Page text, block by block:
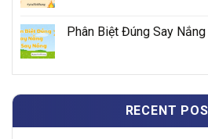
Phân Biệt Đúng Say
RECENT